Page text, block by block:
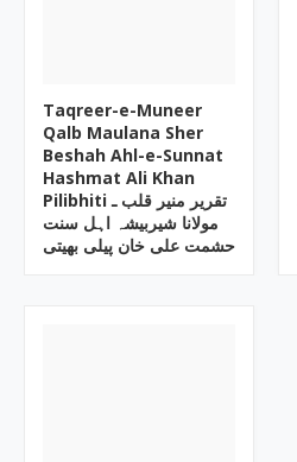
Taqreer-e-Muneer
Qalb Maulana Sher
Beshah Ahl-e-Sunnat
Hashmat Ali Khan
Pilibhiti تقریر منیر قلب ـ
مولانا شیربیشہ اہل سنت
حشمت علی خان پیلی بھیتی